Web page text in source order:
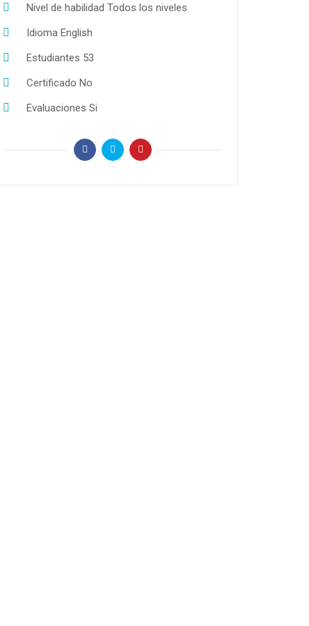
Nivel de habilidad Todos los niveles
Idioma English
Estudiantes 53
Certificado No
Evaluaciones Si